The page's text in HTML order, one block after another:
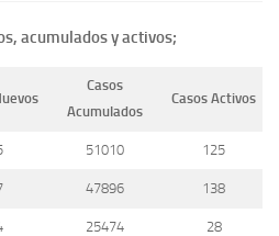
acumulados y activos;
Casos
Acumulados
Casos Activos
51010 125
47896 138
25474 28